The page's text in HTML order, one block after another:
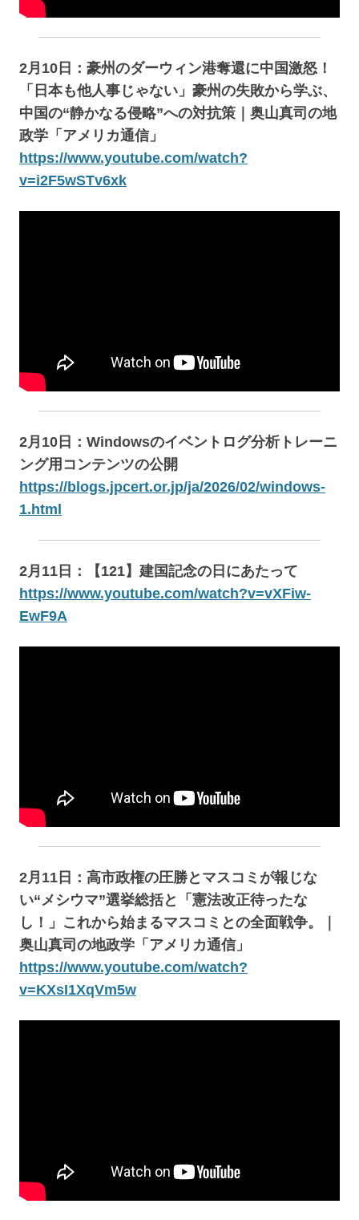
2月10日：豪州のダーウィン港奪還に中国激怒！
「日本も他人事じゃない」豪州の失敗から学ぶ、
中国の“静かなる侵略”への対抗策｜奥山真司の地
政学「アメリカ通信」
https://www.youtube.com/watch?
v=i2F5wSTv6xk
2月10日：Windowsのイベントログ分析トレーニ
ング用コンテンツの公開
https://blogs.jpcert.or.jp/ja/2026/02/windows-
1.html
2月11日：【121】建国記念の日にあたって
https://www.youtube.com/watch?v=vXFiw-
EwF9A
2月11日：高市政権の圧勝とマスコミが報じな
い“メシウマ”選挙総括と「憲法改正待ったな
し！」これから始まるマスコミとの全面戦争。｜
奥山真司の地政学「アメリカ通信」
https://www.youtube.com/watch?
v=KXsI1XqVm5w